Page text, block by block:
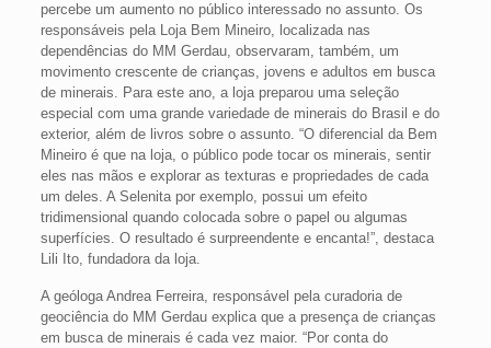
percebe um aumento no público interessado no assunto. Os
responsáveis pela Loja Bem Mineiro, localizada nas
dependências do MM Gerdau, observaram, também, um
movimento crescente de crianças, jovens e adultos em busca
de minerais. Para este ano, a loja preparou uma seleção
especial com uma grande variedade de minerais do Brasil e do
exterior, além de livros sobre o assunto. “O diferencial da Bem
Mineiro é que na loja, o público pode tocar os minerais, sentir
eles nas mãos e explorar as texturas e propriedades de cada
um deles. A Selenita por exemplo, possui um efeito
tridimensional quando colocada sobre o papel ou algumas
superfícies. O resultado é surpreendente e encanta!”, destaca
Lili Ito, fundadora da loja.
A geóloga Andrea Ferreira, responsável pela curadoria de
geociência do MM Gerdau explica que a presença de crianças
em busca de minerais é cada vez maior. “Por conta do